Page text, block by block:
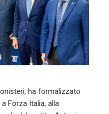
ha formalizzato
Forza Italia, alla